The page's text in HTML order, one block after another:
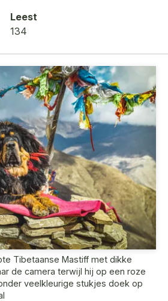
Leest
134
Tibetaanse Mastiff met dikke
de camera terwijl hij op een roze
veelkleurige stukjes doek op